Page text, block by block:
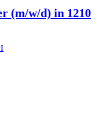
(m/w/d) in 1210